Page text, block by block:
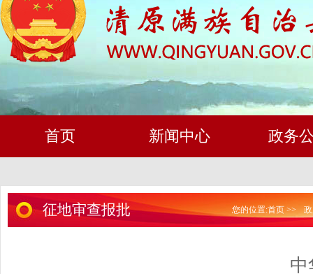
首页 新闻中心 政务
征地审查报批 您的位置:首页 >>
中